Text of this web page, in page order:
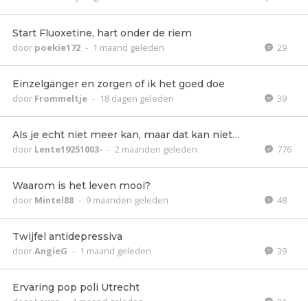
Start Fluoxetine, hart onder de riem
door poekie172 - 1 maand geleden 29
Einzelgänger en zorgen of ik het goed doe
door Frommeltje - 18 dagen geleden 39
Als je echt niet meer kan, maar dat kan niet…
door Lente19251003- - 2 maanden geleden 776
Waarom is het leven mooi?
door Mintel88 - 9 maanden geleden 48
Twijfel antidepressiva
doorAngieG - 1 maand geleden 39
Ervaring pop poli Utrecht